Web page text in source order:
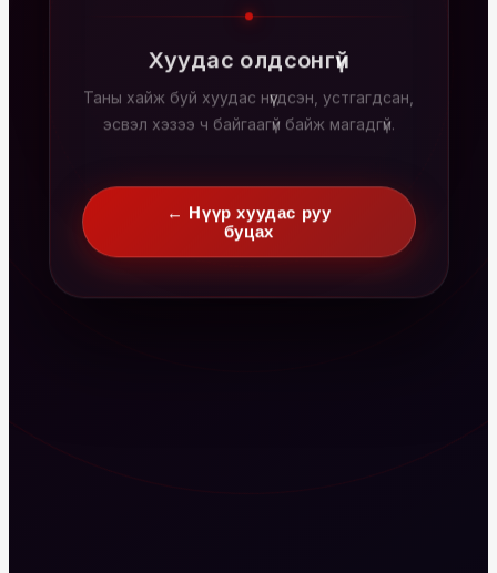
Хуудас олдсонгүй
Таны хайж буй хуудас нүүгдсэн, устгагдсан,
эсвэл хэзээ ч байгаагүй байж магадгүй.
← Нүүр хуудас руу
буцах